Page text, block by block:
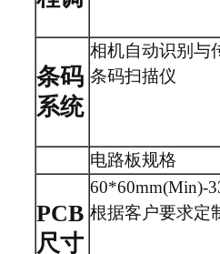
条码
系统
相机自动识别与
条码扫描仪
电路板规格
PCB
尺寸
60*60mm(Min)-
根据客户要求定